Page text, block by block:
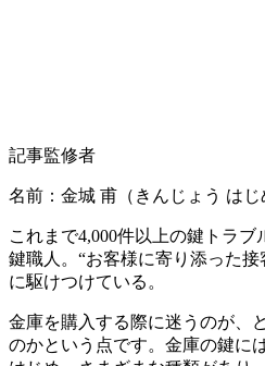
記事監修者
名前：金城 甫 （きんじょう はじ
これまで4,000件以上の鍵トラ
鍵職人。“お客様に寄り添った
に駆けつけている。
金庫を購入する際に迷うのが、
のかという点です。金庫の鍵に